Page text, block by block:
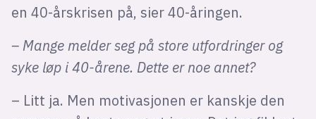
en 40-årskrisen på, sier 40-åringen.
– Mange melder seg på store utfordringer og
syke løp i 40-årene. Dette er noe annet?
– Litt ja. Men motivasjonen er kanskje den